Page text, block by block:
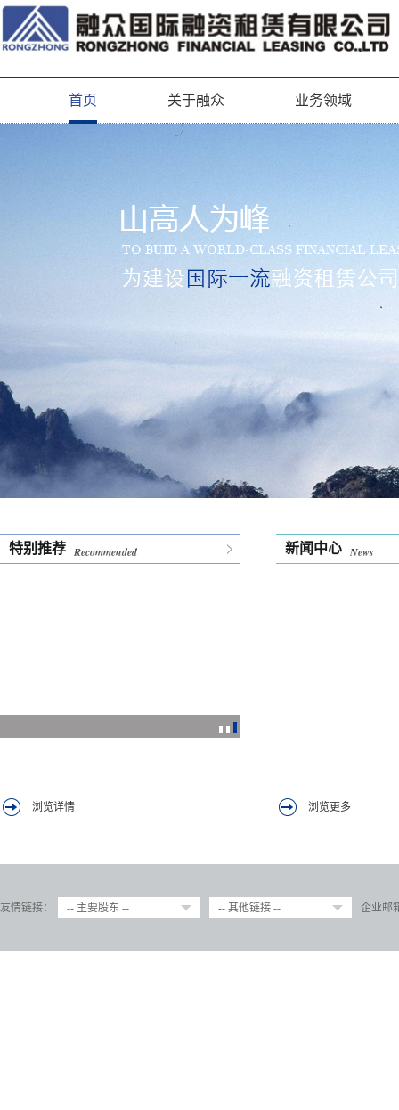
首页 关于融众 业务领域
特别推荐 Recommended
浏览详情
新闻中心 News
浏览更多
友情链接： -- 主要股东 -- -- 其他链接 -- 企业邮